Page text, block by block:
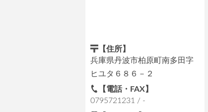
【住所】
兵庫県丹波市柏原町南多田字
ヒユタ６８６－２
【電話・FAX】
0795721231 / -